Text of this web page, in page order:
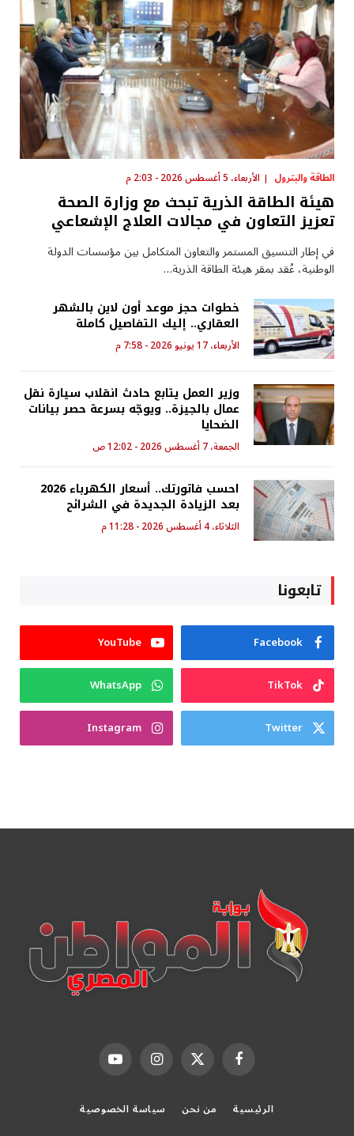
الطاقة والبترول الأربعاء، 5 أغسطس 2026 - 2:03 م
هيئة الطاقة الذرية تبحث مع وزارة الصحة
تعزيز التعاون في مجالات العلاج الإشعاعي
في إطار التنسيق المستمر والتعاون المتكامل بين مؤسسات الدولة
الوطنية، عُقد بمقر هيئة الطاقة الذرية…
خطوات حجز موعد أون لاين بالشهر
العقاري.. إليك التفاصيل كاملة
الأربعاء، 17 يونيو 2026 - 7:58 م
وزير العمل يتابع حادث انقلاب سيارة نقل
عمال بالجيزة.. ويوجّه بسرعة حصر بيانات
الضحايا
الجمعة، 7 أغسطس 2026 - 12:02 ص
احسب فاتورتك.. أسعار الكهرباء 2026
بعد الزيادة الجديدة في الشرائح
الثلاثاء، 4 أغسطس 2026 - 11:28 م
تابعونا
Facebook
YouTube
TikTok
WhatsApp
Twitter
Instagram
فيسبوك X الانستغراميوتيوب
الرئيسية من نحن سياسة الخصوصية